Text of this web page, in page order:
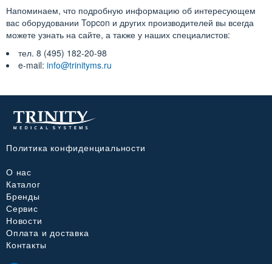
Напоминаем, что подробную информацию об интересующем
вас оборудовании Topcon и других производителей вы всегда
можете узнать на сайте, а также у наших специалистов:
тел. 8 (495) 182-20-98
e-mail: info@trinityms.ru
Политика конфиденциальности
О нас
Каталог
Бренды
Сервис
Новости
Оплата и доставка
Контакты